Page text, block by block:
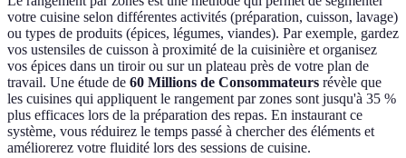
votre cuisine selon différentes activités (préparation, cuisson, lavage)
ou types de produits (épices, légumes, viandes). Par exemple, gardez
vos ustensiles de cuisson à proximité de la cuisinière et organisez
vos épices dans un tiroir ou sur un plateau près de votre plan de
travail. Une étude de 60 Millions de Consommateurs révèle que
les cuisines qui appliquent le rangement par zones sont jusqu'à 35 %
plus efficaces lors de la préparation des repas. En instaurant ce
système, vous réduirez le temps passé à chercher des éléments et
améliorerez votre fluidité lors des sessions de cuisine.